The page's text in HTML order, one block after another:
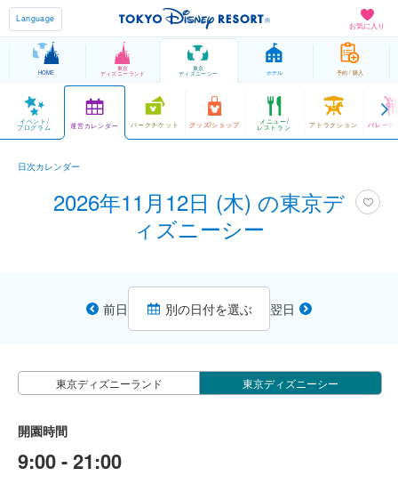
お気に入り
Language
HOME
東京
ディズニーランド
東京
ディズニーシー ホテル 予約 / 購入
イベント/
プログラム 運営カレンダー パークチケット グッズ/ショップ メニュー/
レストラン アトラクション パレード
日次カレンダー
2026年11月12日 (木) の東京デ
ィズニーシー
前日 別の日付を選ぶ 翌日
東京ディズニーランド 東京ディズニーシー
開園時間
9:00 - 21:00